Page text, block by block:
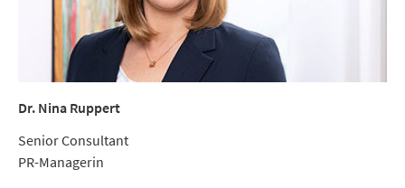
Dr. Nina Ruppert
Senior Consultant
PR-Managerin